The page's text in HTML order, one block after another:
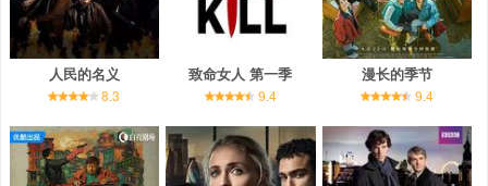
人民的名义
8.3
致命女人 第一季
9.4
漫长的季节
9.4